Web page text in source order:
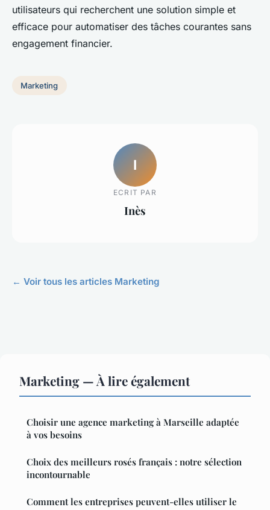
utilisateurs qui recherchent une solution simple et
efficace pour automatiser des tâches courantes sans
engagement financier.
Marketing
I
ECRIT PAR
Inès
← Voir tous les articles Marketing
Marketing — À lire également
Choisir une agence marketing à Marseille adaptée
à vos besoins
Choix des meilleurs rosés français : notre sélection
incontournable
Comment les entreprises peuvent-elles utiliser le